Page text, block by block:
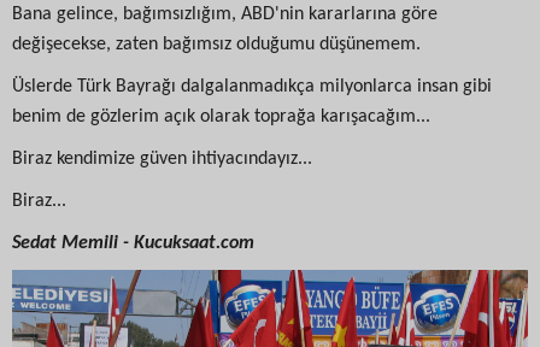
Bana gelince, bağımsızlığım, ABD'nin kararlarına göre
değişecekse, zaten bağımsız olduğumu düşünemem.
Üslerde Türk Bayrağı dalgalanmadıkça milyonlarca insan gibi
benim de gözlerim açık olarak toprağa karışacağım...
Biraz kendimize güven ihtiyacındayız...
Biraz...
Sedat Memili - Kucuksaat.com